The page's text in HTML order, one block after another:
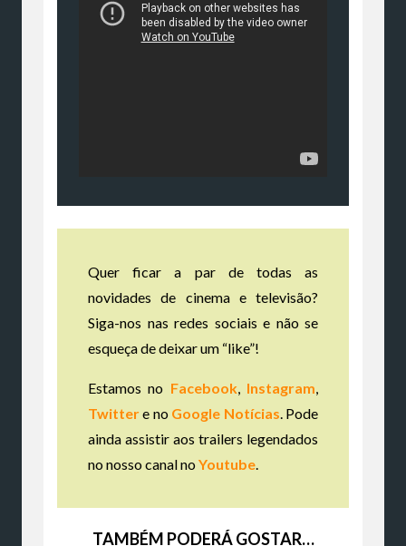
Quer ficar a par de todas as
novidades de cinema e televisão?
Siga-nos nas redes sociais e não se
esqueça de deixar um “like”!
Estamos no Facebook, Instagram
Twittere no Google Notícias . Pode
ainda assistir aos trailers legendados
no nosso canal noYoutube
TAMBÉM PODERÁ GOSTAR…